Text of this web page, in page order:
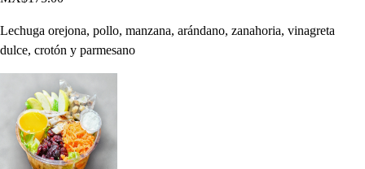
Lechuga orejona, pollo, manzana, arándano, zanahoria, vinagreta
dulce, crotón y parmesano